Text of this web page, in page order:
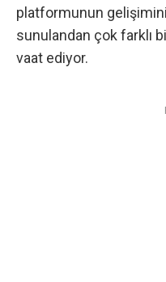
platformunun
sunulandan çok farklı
vaat ediyor.